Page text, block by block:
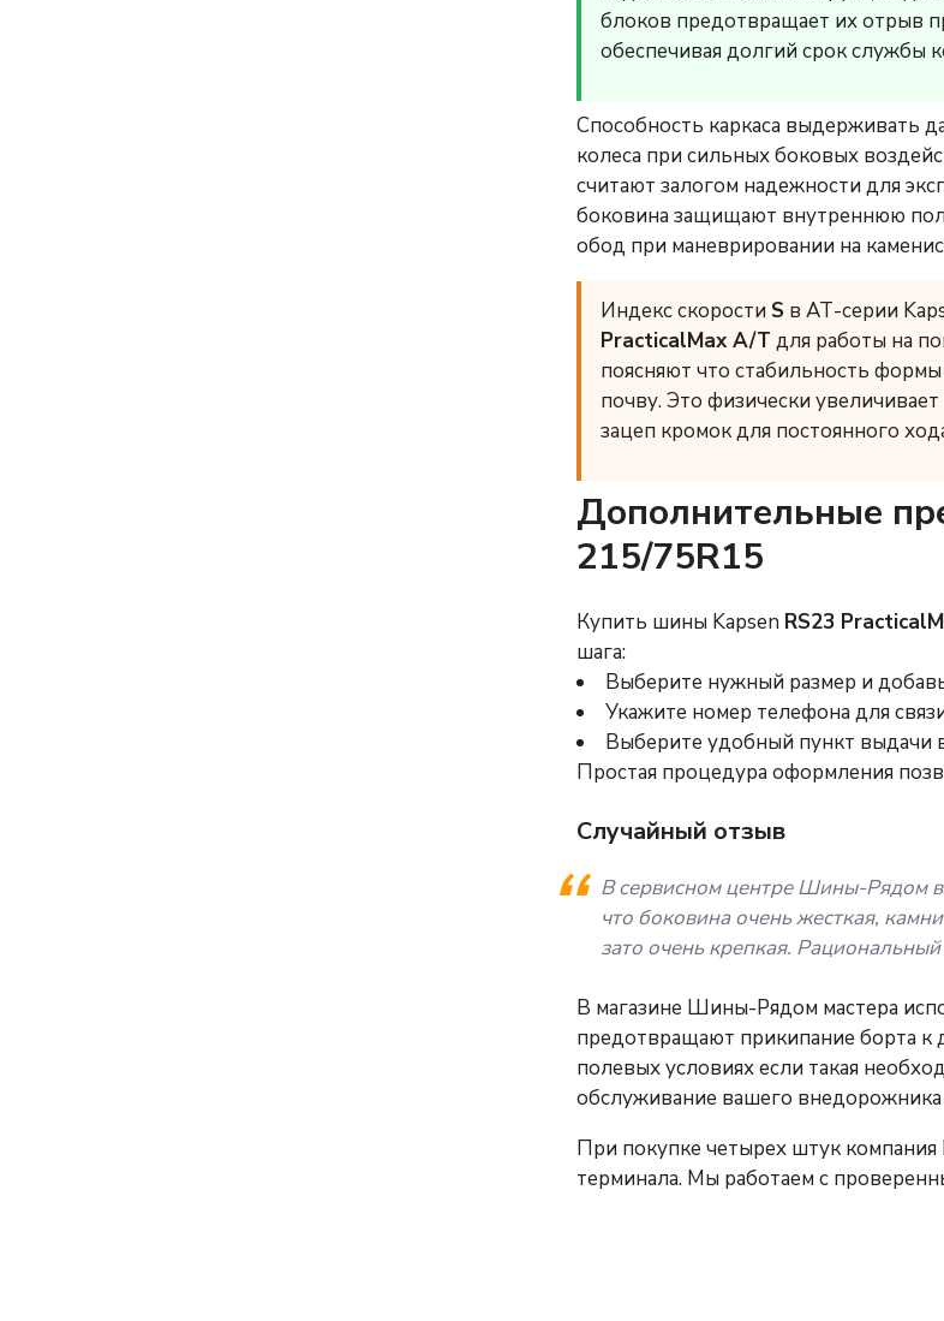
блоков предотвращает их отрыв
обеспечивая долгий срок службы
Способность каркаса выдерживать
колеса при сильных боковых
считают залогом надежности для
боковина защищают внутреннюю
обод при маневрировании на
Индекс скорости S в АТ-серии
PracticalMax A/T для работы на
поясняют что стабильность
почву. Это физически
зацеп кромок для постоянного
Дополнительные
215/75R15
Купить шины Kapsen RS23
шага:
Выберите нужный размер и
Укажите номер телефона для
Выберите удобный пункт выдачи
Простая процедура оформления
Случайный отзыв
В сервисном центре Шины-Рядом
что боковина очень жесткая,
зато очень крепкая.
В магазине Шины-Рядом мастера
предотвращают прикипание борта к
полевых условиях если такая
обслуживание вашего
При покупке четырех штук
терминала. Мы работаем с